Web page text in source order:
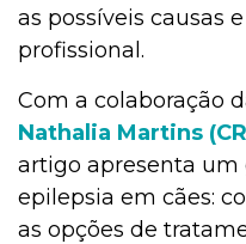
as possíveis causas
profissional.
Com a colaboração
Nathalia Martins
artigo apresenta um
epilepsia em cães:
as opções de